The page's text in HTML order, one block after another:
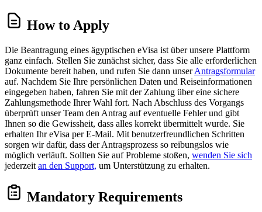
How to Apply
Die Beantragung eines ägyptischen eVisa ist über unsere Plattform
ganz einfach. Stellen Sie zunächst sicher, dass Sie alle erforderlichen
Dokumente bereit haben, und rufen Sie dann unserAntragsformular
auf. Nachdem Sie Ihre persönlichen Daten und Reiseinformationen
eingegeben haben, fahren Sie mit der Zahlung über eine sichere
Zahlungsmethode Ihrer Wahl fort. Nach Abschluss des Vorgangs
überprüft unser Team den Antrag auf eventuelle Fehler und gibt
Ihnen so die Gewissheit, dass alles korrekt übermittelt wurde. Sie
erhalten Ihr eVisa per E-Mail. Mit benutzerfreundlichen Schritten
sorgen wir dafür, dass der Antragsprozess so reibungslos wie
möglich verläuft. Sollten Sie auf Probleme stoßen, wenden Sie sich
jederzeit an den Support, um Unterstützung zu erhalten.
Mandatory Requirements